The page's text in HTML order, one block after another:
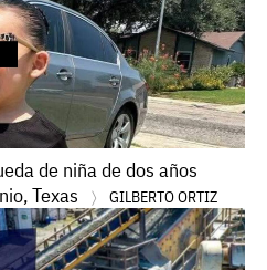
de niña de dos años
Texas
GILBERTO ORTIZ